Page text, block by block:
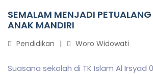
SEMALAM MENJADI
ANAK MANDIRI
Pendidikan Woro Widowati
Suasana sekolah di TK Islam Al Irsyad